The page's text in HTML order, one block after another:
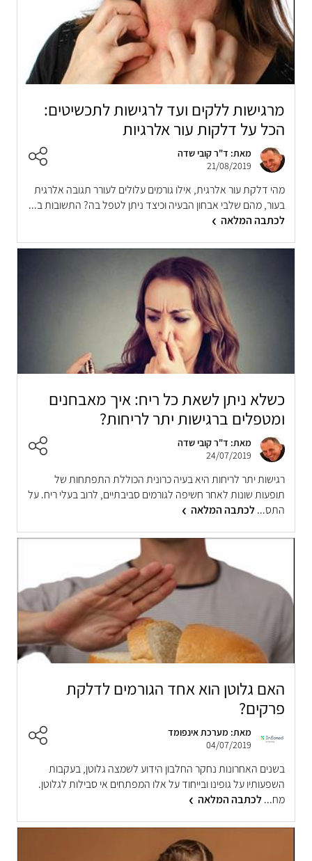
מרגישות ללקים ועד לרגישות לתכשיטים:
הכל על דלקות עור אלרגיות
מאת: ד"ר קובי שדה
21/08/2019
מהי דלקת עור אלרגית, אילו גורמים עלולים לעורר תגובה אלרגית
בעור, מהם שלבי אבחון הבעיה וכיצד ניתן לטפל בה? התשובות ב...
לכתבה המלאה
כשלא ניתן לשאת כל ריח: איך מאבחנים
ומטפלים ברגישות יתר לריחות?
מאת: ד"ר קובי שדה
24/07/2019
רגישות יתר לריחות היא בעיה כרונית הכוללת התפתחות של
תופעות שונות לאחר חשיפה לגורמים סביבתיים, לרוב בעלי ריח. על
התס...לכתבה המלאה
האם גלוטן הוא אחד הגורמים לדלקת
פרקים?
מאת: מערכת אינפומד
04/07/2019
בשנים האחרונות נחקר החלבון הידוע לשמצה גלוטן, בעקבות
השפעותיו על גופינו ובייחוד על אלו המפתחים אי סבילות לגלוטן.
מח...לכתבה המלאה